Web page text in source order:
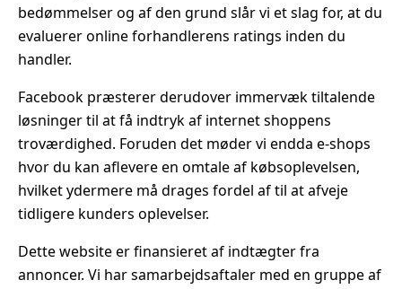
bedømmelser og af den grund slår vi et slag for, at du
evaluerer online forhandlerens ratings inden du
handler.
Facebook præsterer derudover immervæk tiltalende
løsninger til at få indtryk af internet shoppens
troværdighed. Foruden det møder vi endda e-shops
hvor du kan aflevere en omtale af købsoplevelsen,
hvilket ydermere må drages fordel af til at afveje
tidligere kunders oplevelser.
Dette website er finansieret af indtægter fra
annoncer. Vi har samarbejdsaftaler med en gruppe af